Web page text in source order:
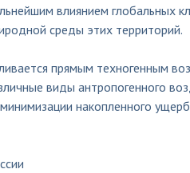
влиянием глобальных
среды этих территорий.
прямым техногенным
виды антропогенного
накопленного